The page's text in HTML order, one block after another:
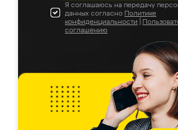
Я соглашаюсь на передачу
данных согласно Политике
конфиденциальности
соглашению